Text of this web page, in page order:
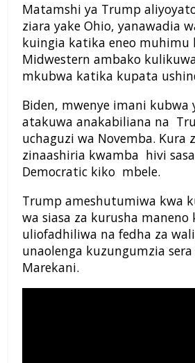
Matamshi ya Trump
ziara yake Ohio, yanawadia
kuingia katika eneo muhimu
Midwestern ambako
mkubwa katika kupata
Biden, mwenye imani kubwa
atakuwa anakabiliana na
uchaguzi wa Novemba. Kura
zinaashiria kwamba hivi
Democratic kiko mbele.
Trump ameshutumiwa kwa
wa siasa za kurusha
uliofadhiliwa na fedha za
unaolenga kuzungumzia
Marekani.